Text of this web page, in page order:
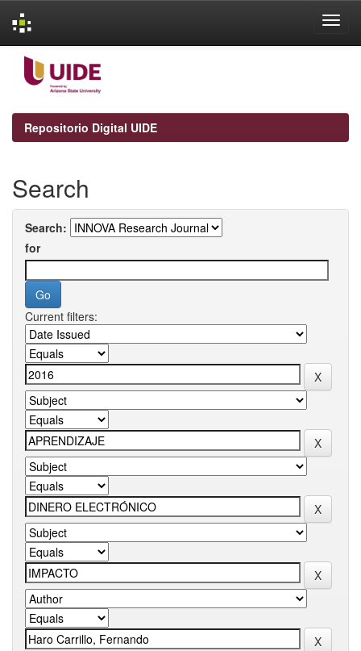
navigation
Repositorio Digital UIDE
Search
Search:
for
Current filters: